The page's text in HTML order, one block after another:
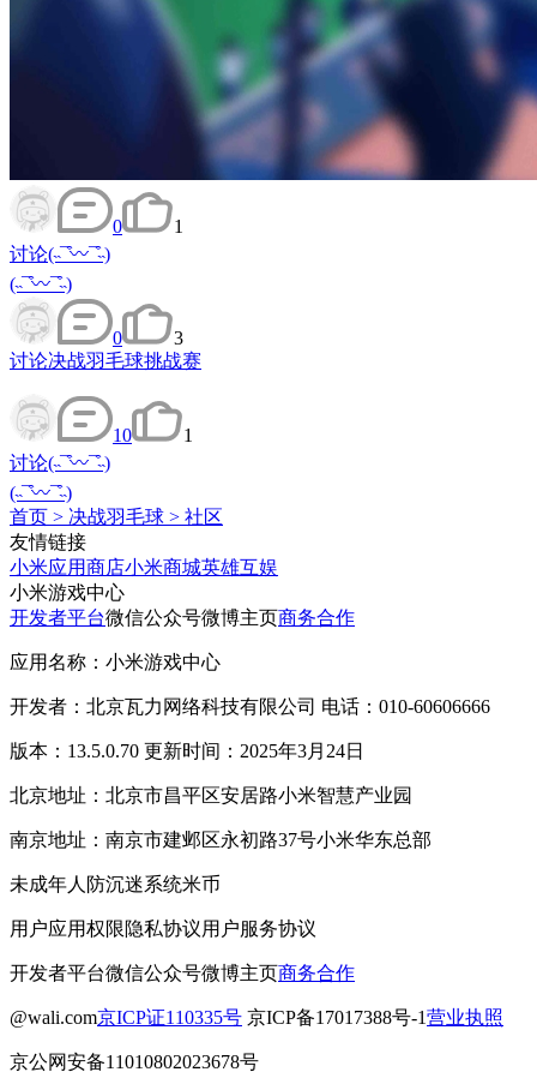
0
1
讨论(˵¯͒〰¯͒˵)
(˵¯͒〰¯͒˵)
0
3
讨论决战羽毛球挑战赛
10
1
讨论(˵¯͒〰¯͒˵)
(˵¯͒〰¯͒˵)
首页 > 决战羽毛球 > 社区
友情链接
小米应用商店小米商城英雄互娱
小米游戏中心
开发者平台微信公众号微博主页商务合作
应用名称：小米游戏中心
开发者：北京瓦力网络科技有限公司 电话：010-60606666
版本：13.5.0.70 更新时间：2025年3月24日
北京地址：北京市昌平区安居路小米智慧产业园
南京地址：南京市建邺区永初路37号小米华东总部
未成年人防沉迷系统米币
用户应用权限隐私协议用户服务协议
开发者平台微信公众号微博主页商务合作
@wali.com京ICP证110335号 京ICP备17017388号-1营业执照
京公网安备11010802023678号